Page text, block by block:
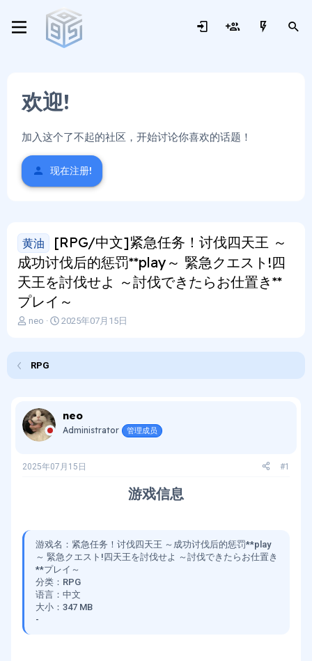
欢迎!
加入这个了不起的社区，开始讨论你喜欢的话题！
现在注册!
黄油
[RPG/中文]紧急任务！讨伐四天王 ～
成功讨伐后的惩罚**play～ 緊急クエスト!四
天王を討伐せよ ～討伐できたらお仕置き**
プレイ～
主
人
neo
开
2025年07月15日
RPG
neo
Administrator 管理成员
2025年07月15日 #1
游戏信息​
游戏名：紧急任务！讨伐四天王 ～成功讨伐后的惩罚**play
～ 緊急クエスト!四天王を討伐せよ ～討伐できたらお仕置き
**プレイ～
分类：RPG
语言：中文
大小：347 MB
-